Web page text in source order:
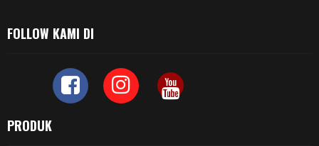
FOLLOW KAMI DI
PRODUK